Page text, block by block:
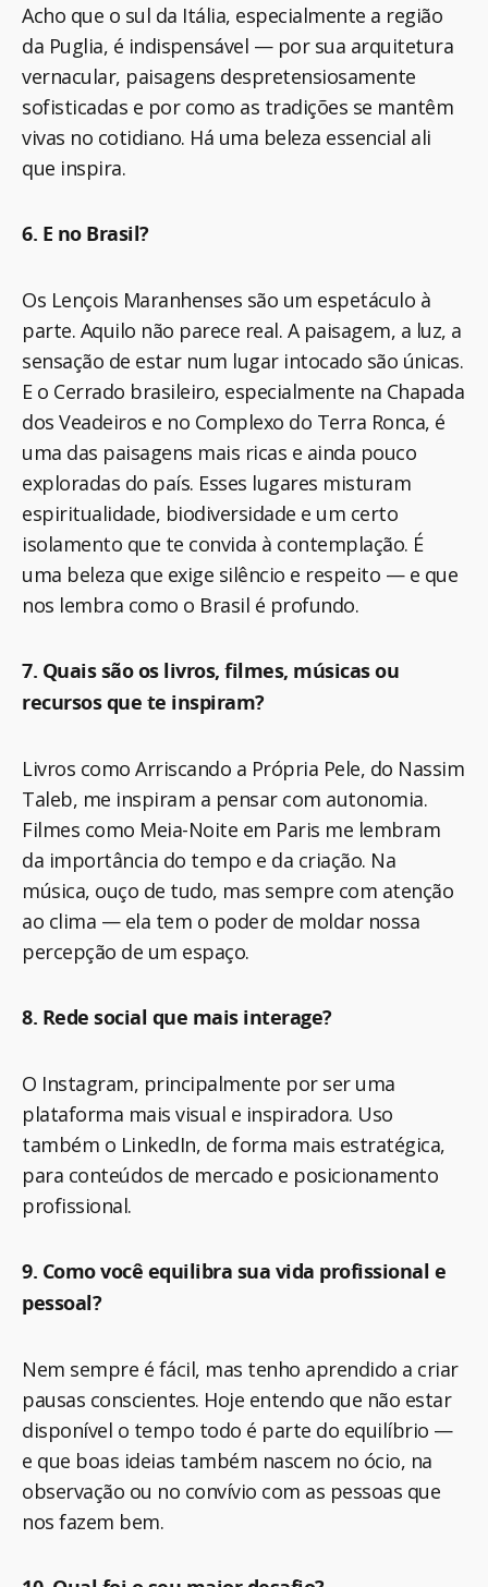
Acho que o sul da Itália, especialmente a região
da Puglia, é indispensável — por sua arquitetura
vernacular, paisagens despretensiosamente
sofisticadas e por como as tradições se mantêm
vivas no cotidiano. Há uma beleza essencial ali
que inspira.
6. E no Brasil?
Os Lençois Maranhenses são um espetáculo à
parte. Aquilo não parece real. A paisagem, a luz, a
sensação de estar num lugar intocado são únicas.
E o Cerrado brasileiro, especialmente na Chapada
dos Veadeiros e no Complexo do Terra Ronca, é
uma das paisagens mais ricas e ainda pouco
exploradas do país. Esses lugares misturam
espiritualidade, biodiversidade e um certo
isolamento que te convida à contemplação. É
uma beleza que exige silêncio e respeito — e que
nos lembra como o Brasil é profundo.
7. Quais são os livros, filmes, músicas ou
recursos que te inspiram?
Livros como Arriscando a Própria Pele, do Nassim
Taleb, me inspiram a pensar com autonomia.
Filmes como Meia-Noite em Paris me lembram
da importância do tempo e da criação. Na
música, ouço de tudo, mas sempre com atenção
ao clima — ela tem o poder de moldar nossa
percepção de um espaço.
8. Rede social que mais interage?
O Instagram, principalmente por ser uma
plataforma mais visual e inspiradora. Uso
também o LinkedIn, de forma mais estratégica,
para conteúdos de mercado e posicionamento
profissional.
9. Como você equilibra sua vida profissional e
pessoal?
Nem sempre é fácil, mas tenho aprendido a criar
pausas conscientes. Hoje entendo que não estar
disponível o tempo todo é parte do equilíbrio —
e que boas ideias também nascem no ócio, na
observação ou no convívio com as pessoas que
nos fazem bem.